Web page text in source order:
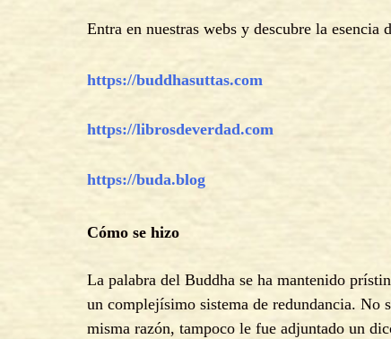
Entra en nuestras webs y descubre la esencia
https://buddhasuttas.com
https://librosdeverdad.com
https://buda.blog
Cómo se hizo
La palabra del Buddha se ha mantenido
un complejísimo sistema de redundancia. No
misma razón, tampoco le fue adjuntado un